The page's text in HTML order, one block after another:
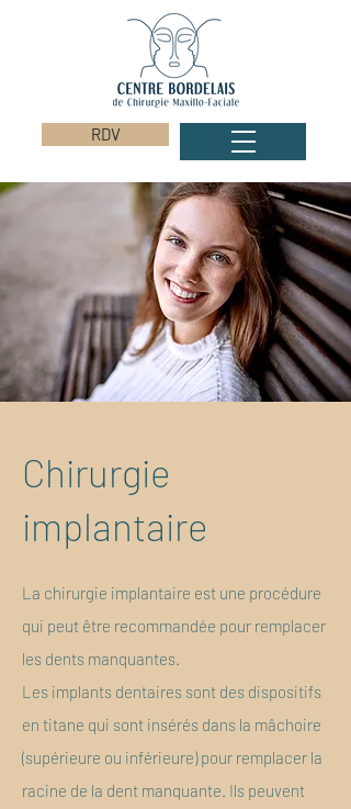
RDV
Chirurgie
implantaire
La chirurgie implantaire est une procédure
qui peut être recommandée pour remplacer
les dents manquantes.
Les implants dentaires sont des dispositifs
en titane qui sont insérés dans la mâchoire
(supérieure ou inférieure) pour remplacer la
racine de la dent manquante. Ils peuvent